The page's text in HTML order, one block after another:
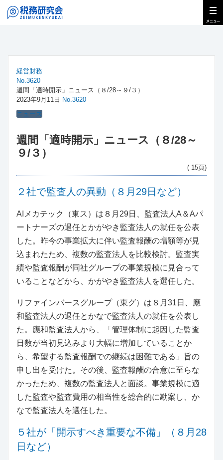
経営財務
No.3620
週間「適時開示」ニュース（８/28～９/３）
2023年9月11日 No.3620
ニュース
週間「適時開示」ニュース（８/28～
９/３）
( 15頁)
２社で監査人の異動（８月29日など）
AIメカテック（東ス）は８月29日、監査法人A＆Aパ
ートナーズの退任とかがやき監査法人の就任を公表
した。昨今の事業拡大に伴い監査報酬の増額等が見
込まれたため、複数の監査法人を比較検討。監査実
績や監査報酬が同社グループの事業規模に見合って
いることなどから、かがやき監査法人を選任した。
リファインバースグループ（東グ）は８月31日、應
和監査法人の退任とかなで監査法人の就任を公表し
た。應和監査法人から、「管理体制に起因した監査
日数が当初見込みより大幅に増加していることか
ら、希望する監査報酬での継続は困難である」旨の
申し出を受けた。その後、監査報酬の合意に至らな
かったため、複数の監査法人と面談。事業規模に適
した監査や監査費用の相当性を総合的に勘案し、か
なで監査法人を選任した。
５社が「開示すべき重要な不備」（８月28
日など）